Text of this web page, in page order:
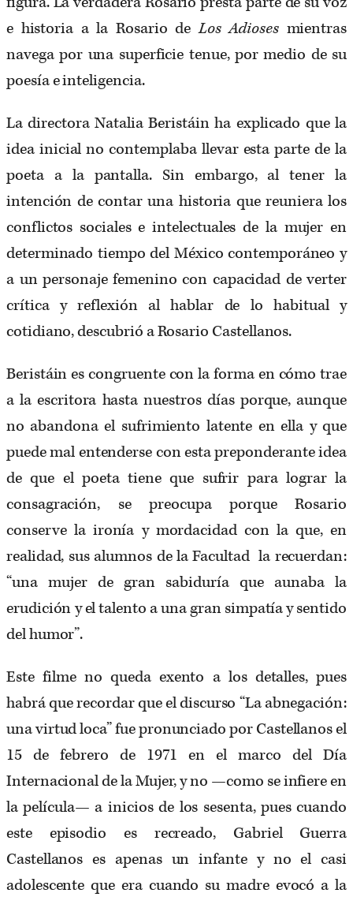
e historia a la Rosario deLos Adiosesmientras
navega por una superficie tenue, por medio de su
poesía e inteligencia.
La directora Natalia Beristáin ha explicado que la
idea inicial no contemplaba llevar esta parte de la
poeta a la pantalla. Sin embargo, al tener la
intención de contar una historia que reuniera los
conflictos sociales e intelectuales de la mujer en
determinado tiempo del México contemporáneo y
a un personaje femenino con capacidad de verter
crítica y reflexión al hablar de lo habitual y
cotidiano, descubrió a Rosario Castellanos.
Beristáin es congruente con la forma en cómo trae
a la escritora hasta nuestros días porque, aunque
no abandona el sufrimiento latente en ella y que
puede mal entenderse con esta preponderante idea
de que el poeta tiene que sufrir para lograr la
consagración, se preocupa porque Rosario
conserve la ironía y mordacidad con la que, en
realidad, sus alumnos de la Facultad la recuerdan:
“una mujer de gran sabiduría que aunaba la
erudición y el talento a una gran simpatía y sentido
del humor”.
Este filme no queda exento a los detalles, pues
habrá que recordar que el discurso “La abnegación:
una virtud loca” fue pronunciado por Castellanos el
15 de febrero de 1971 en el marco del Día
Internacional de la Mujer, y no —como se infiere en
la película— a inicios de los sesenta, pues cuando
este episodio es recreado, Gabriel Guerra
Castellanos es apenas un infante y no el casi
adolescente que era cuando su madre evocó a la